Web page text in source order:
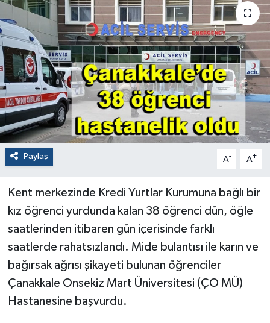
Paylaş A- A+
Kent merkezinde Kredi Yurtlar Kurumuna bağlı bir
kız öğrenci yurdunda kalan 38 öğrenci dün, öğle
saatlerinden itibaren gün içerisinde farklı
saatlerde rahatsızlandı. Mide bulantısı ile karın ve
bağırsak ağrısı şikayeti bulunan öğrenciler
Çanakkale Onsekiz Mart Üniversitesi (ÇO MÜ)
Hastanesine başvurdu.
Sağlık